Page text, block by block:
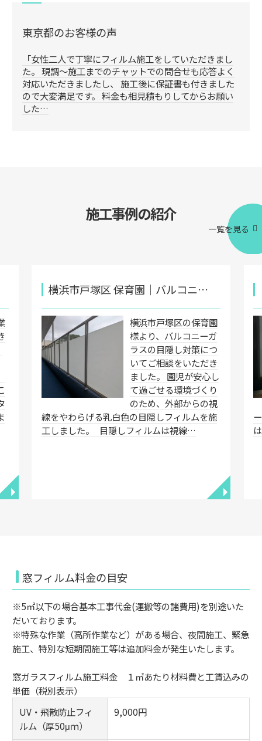
東京都のお客様の声
「女性二人で丁寧にフィルム施工をしていただきまし
た。 現調～施工までのチャットでの問合せも応答よく
対応いただきましたし、 施工後に保証書も付きました
ので大変満足です。 料金も相見積もりしてからお願い
した…
施工事例の紹介
一覧を見る
◥
横浜市戸塚区 保育園｜バルコニ…
横浜市戸塚区の保育園
様より、バルコニーガ
ラスの目隠し対策につ
いてご相談をいただき
ました。 園児が安心し
て過ごせる環境づくり
のため、外部からの視
線をやわらげる乳白色の目隠しフィルムを施
工しました。 目隠しフィルムは視線…
◥
窓フィルム料金の目安
※5㎡以下の場合基本工事代金(運搬等の諸費用)を別途いた
だいております。
※特殊な作業（高所作業など）がある場合、夜間施工、緊急
施工、特別な短期間施工等は追加料金が発生いたします。
窓ガラスフィルム施工料金 １㎡あたり材料費と工賃込みの
単価（税別表示）
UV・飛散防止フィ
ルム（厚50μｍ）
9,000円